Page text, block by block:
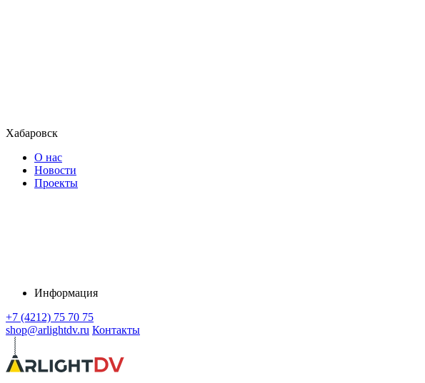
Хабаровск
О нас
Новости
Проекты
Информация
+7 (4212) 75 70 75
shop@arlightdv.ru Контакты